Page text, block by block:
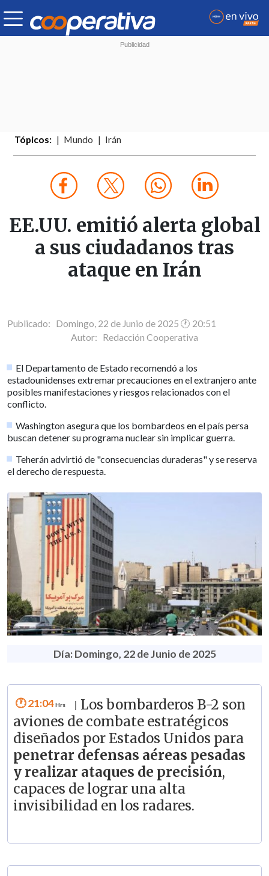
Tópicos: Mundo Irán
EE.UU. emitió alerta global
a sus ciudadanos tras
ataque en Irán
Publicado: Domingo, 22 de Junio de 2025 🕐 20:51
Autor: Redacción Cooperativa
El Departamento de Estado recomendó a los
estadounidenses extremar precauciones en el extranjero ante
posibles manifestaciones y riesgos relacionados con el
conflicto.
Washington asegura que los bombardeos en el país persa
buscan detener su programa nuclear sin implicar guerra.
Teherán advirtió de "consecuencias duraderas" y se reserva
el derecho de respuesta.
Día: Domingo, 22 de Junio de 2025
21:04
Los bombarderos B-2 son
aviones de combate estratégicos
diseñados por Estados Unidos para
penetrar defensas aéreas pesadas
y realizar ataques de precisión,
capaces de lograr una alta
invisibilidad en los radares.